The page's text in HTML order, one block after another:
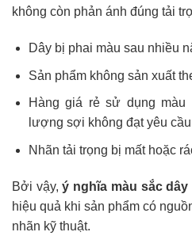
không còn phản ánh đúng tải
Dây bị phai màu sau nhiều
Sản phẩm không sản xuất
Hàng giá rẻ sử dụng
lượng sợi không đạt yêu
Nhãn tải trọng bị mất hoặc
Bởi vậy,ý nghĩa màu sắc
hiệu quả khi sản phẩm có
nhãn kỹ thuật.